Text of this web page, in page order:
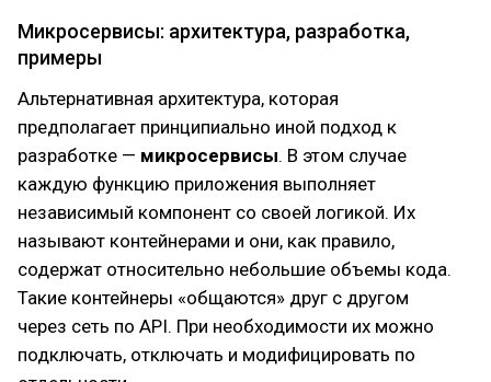
Микросервисы: архитектура, разработка,
примеры
Альтернативная архитектура, которая
предполагает принципиально иной подход к
разработке — микросервисы. В этом случае
каждую функцию приложения выполняет
независимый компонент со своей логикой. Их
называют контейнерами и они, как правило,
содержат относительно небольшие объемы кода.
Такие контейнеры «общаются» друг с другом
через сеть по API. При необходимости их можно
подключать, отключать и модифицировать по